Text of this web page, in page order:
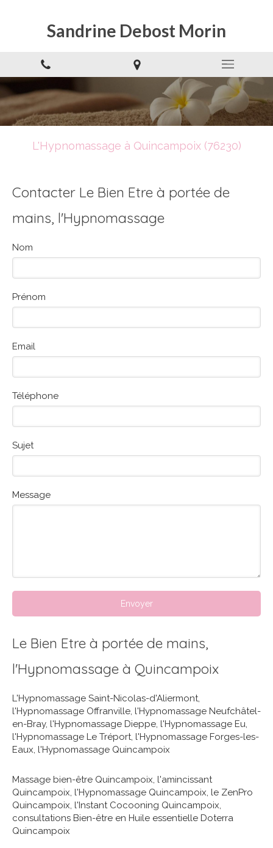
Sandrine Debost Morin
L'Hypnomassage à Quincampoix (76230)
Contacter Le Bien Etre à portée de
mains, l'Hypnomassage
Nom
Prénom
Email
Téléphone
Sujet
Message
Envoyer
Le Bien Etre à portée de mains,
l'Hypnomassage à Quincampoix
L'Hypnomassage Saint-Nicolas-d'Aliermont,
l'Hypnomassage Offranville, l'Hypnomassage Neufchâtel-
en-Bray, l'Hypnomassage Dieppe, l'Hypnomassage Eu,
l'Hypnomassage Le Tréport, l'Hypnomassage Forges-les-
Eaux, l'Hypnomassage Quincampoix
Massage bien-être Quincampoix, l'amincissant
Quincampoix, l'Hypnomassage Quincampoix, le ZenPro
Quincampoix, l'Instant Cocooning Quincampoix,
consultations Bien-être en Huile essentielle Doterra
Quincampoix